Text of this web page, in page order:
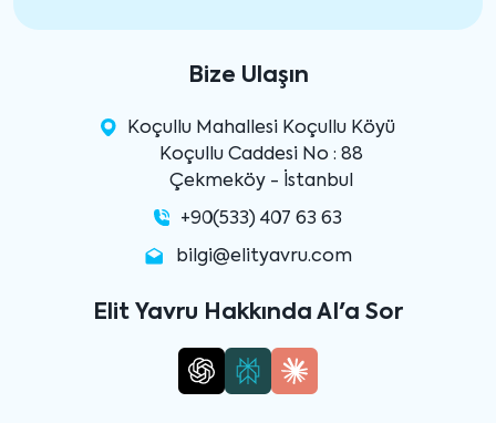
Bize Ulaşın
Koçullu Mahallesi Koçullu Köyü
Koçullu Caddesi No : 88
Çekmeköy - İstanbul
+90(533) 407 63 63
bilgi@elityavru.com
Elit Yavru Hakkında AI'a Sor